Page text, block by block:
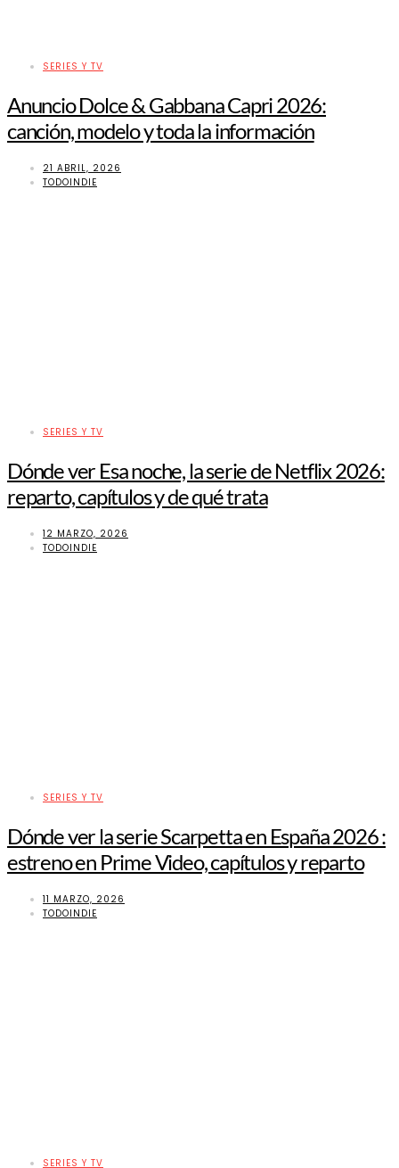
SERIES Y TV
Anuncio Dolce & Gabbana Capri 2026:
canción, modelo y toda la información
21 ABRIL, 2026
TODOINDIE
SERIES Y TV
Dónde ver Esa noche, la serie de Netflix 2026:
reparto, capítulos y de qué trata
12 MARZO, 2026
TODOINDIE
SERIES Y TV
Dónde ver la serie Scarpetta en España 2026 :
estreno en Prime Video, capítulos y reparto
11 MARZO, 2026
TODOINDIE
SERIES Y TV